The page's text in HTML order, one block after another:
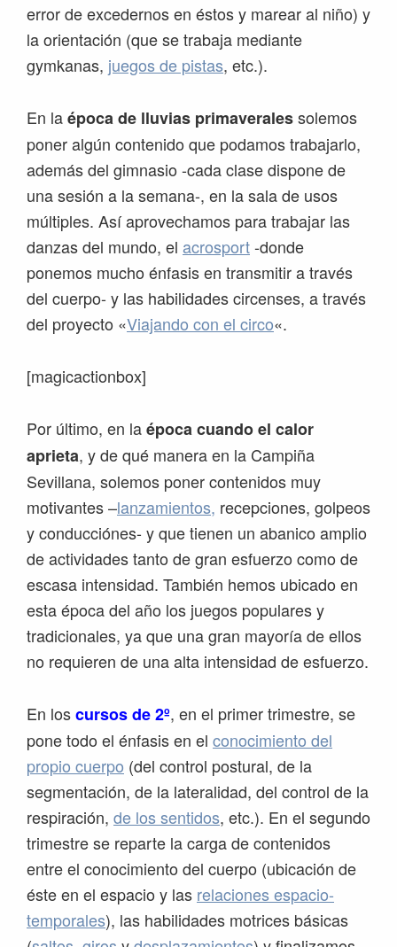
error de excedernos en éstos y marear al niño) y
la orientación (que se trabaja mediante
gymkanas, juegos de pistas, etc.).
En laépoca de lluvias primaveralessolemos
poner algún contenido que podamos trabajarlo,
además del gimnasio -cada clase dispone de
una sesión a la semana-, en la sala de usos
múltiples. Así aprovechamos para trabajar las
danzas del mundo, el acrosport-donde
ponemos mucho énfasis en transmitir a través
del cuerpo- y las habilidades circenses, a través
del proyecto «Viajando con el circo«.
[magicactionbox]
Por último, en laépoca cuando el calor
aprieta, y de qué manera en la Campiña
Sevillana, solemos poner contenidos muy
motivantes –lanzamientos, recepciones, golpeos
y conducciónes- y que tienen un abanico amplio
de actividades tanto de gran esfuerzo como de
escasa intensidad. También hemos ubicado en
esta época del año los juegos populares y
tradicionales, ya que una gran mayoría de ellos
no requieren de una alta intensidad de esfuerzo.
En loscursos de 2º, en el primer trimestre, se
pone todo el énfasis en el conocimiento del
propio cuerpo (del control postural, de la
segmentación, de la lateralidad, del control de la
respiración, de los sentidos, etc.). En el segundo
trimestre se reparte la carga de contenidos
entre el conocimiento del cuerpo (ubicación de
éste en el espacio y las relaciones espacio-
temporales), las habilidades motrices básicas